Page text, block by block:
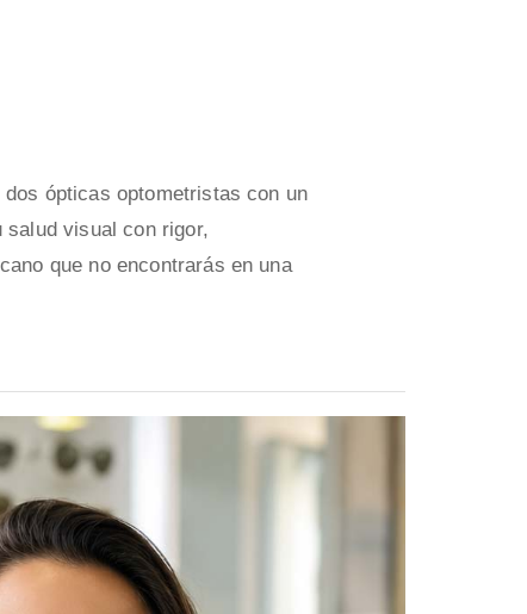
ópticas optometristas con un
visual con rigor,
que no encontrarás en una